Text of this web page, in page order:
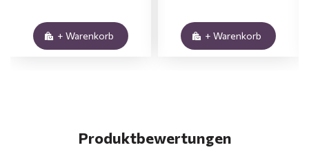
+ Warenkorb + Warenkorb
Produktbewertungen